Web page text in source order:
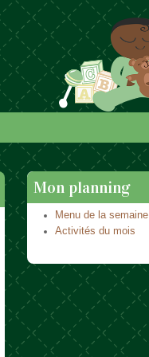
Mon planning
Menu de la semaine
Activités du mois